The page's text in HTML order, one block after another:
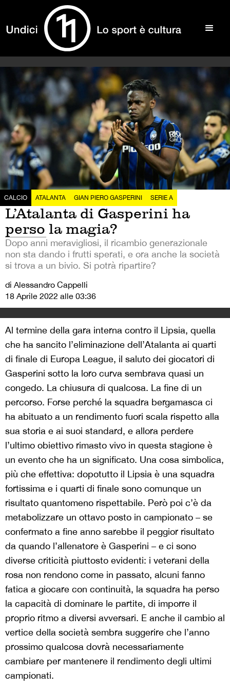
CALCIO ATALANTA GIAN PIERO GASPERINI SERIE A
L’Atalanta di Gasperini ha
perso la magia?
Dopo anni meravigliosi, il ricambio generazionale
non sta dando i frutti sperati, e ora anche la società
si trova a un bivio. Si potrà ripartire?
di Alessandro Cappelli
18 Aprile 2022 alle 03:36
Al termine della gara interna contro il Lipsia, quella
che ha sancito l’eliminazione dell’Atalanta ai quarti
di finale di Europa League, il saluto dei giocatori di
Gasperini sotto la loro curva sembrava quasi un
congedo. La chiusura di qualcosa. La fine di un
percorso. Forse perché la squadra bergamasca ci
ha abituato a un rendimento fuori scala rispetto alla
sua storia e ai suoi standard, e allora perdere
l’ultimo obiettivo rimasto vivo in questa stagione è
un evento che ha un significato. Una cosa simbolica,
più che effettiva: dopotutto il Lipsia è una squadra
fortissima e i quarti di finale sono comunque un
risultato quantomeno rispettabile. Però poi c’è da
metabolizzare un ottavo posto in campionato – se
confermato a fine anno sarebbe il peggior risultato
da quando l’allenatore è Gasperini – e ci sono
diverse criticità piuttosto evidenti: i veterani della
rosa non rendono come in passato, alcuni fanno
fatica a giocare con continuità, la squadra ha perso
la capacità di dominare le partite, di imporre il
proprio ritmo a diversi avversari. E anche il cambio al
vertice della società sembra suggerire che l’anno
prossimo qualcosa dovrà necessariamente
cambiare per mantenere il rendimento degli ultimi
campionati.